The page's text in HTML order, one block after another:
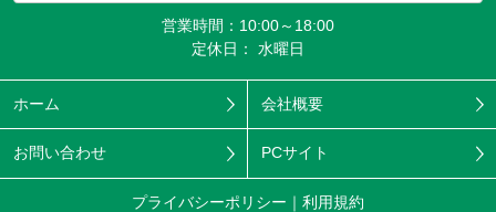
営業時間：10:00～18:00
定休日： 水曜日
ホーム 会社概要
お問い合わせ PCサイト
プライバシーポリシー
利用規約